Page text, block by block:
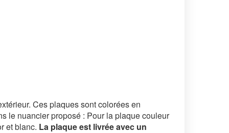
Ces plaques sont colorées en
le nuancier proposé : Pour la plaque couleur
et blanc. La plaque est livrée avec un